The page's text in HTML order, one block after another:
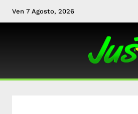
Ven 7 Agosto, 2026